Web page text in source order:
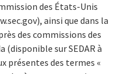
des États-Unis
ainsi que dans la
des commissions des
(disponible sur SEDAR à
présentes des termes «